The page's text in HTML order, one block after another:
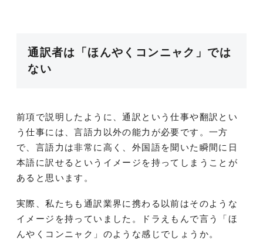
通訳者は「ほんやくコンニャク」では
ない
前項で説明したように、通訳という仕事や翻訳とい
う仕事には、言語力以外の能力が必要です。一方
で、言語力は非常に高く、外国語を聞いた瞬間に日
本語に訳せるというイメージを持ってしまうことが
あると思います。
実際、私たちも通訳業界に携わる以前はそのような
イメージを持っていました。ドラえもんで言う「ほ
んやくコンニャク」のような感じでしょうか。